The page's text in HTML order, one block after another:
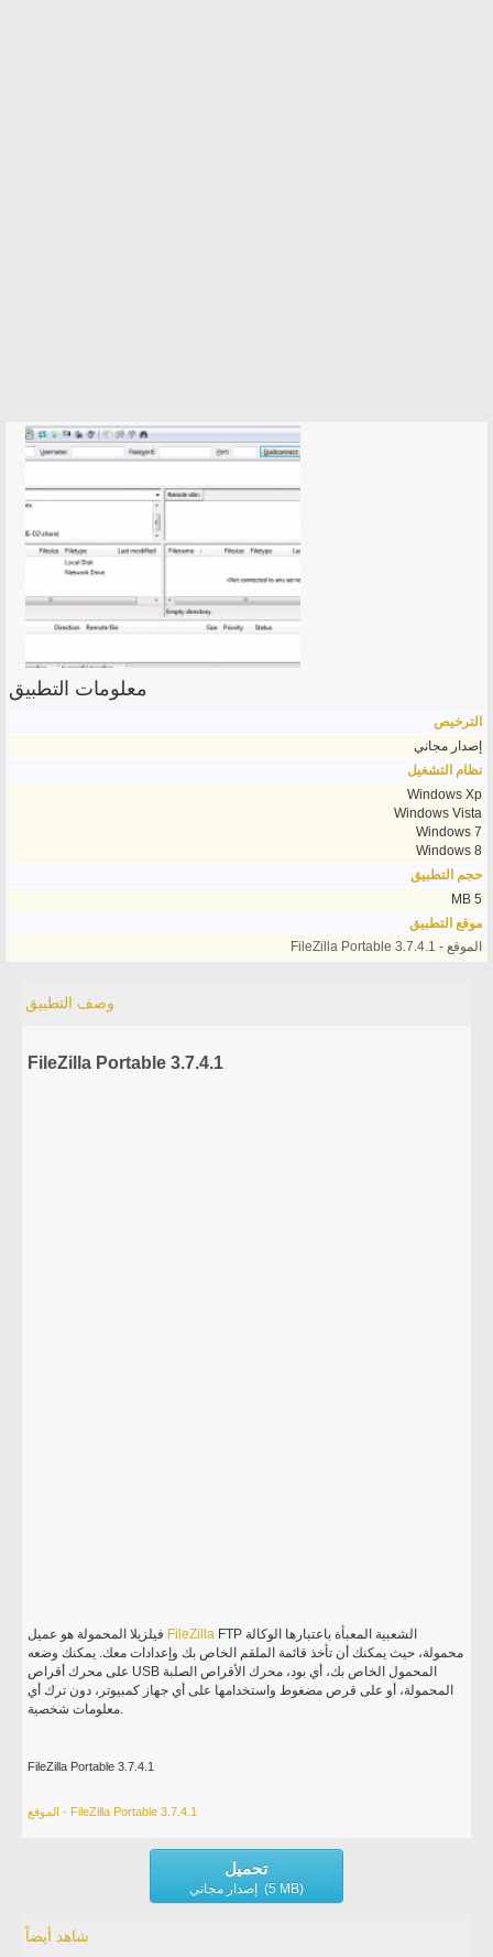
معلومات التطبيق
الترخيص
إصدار مجاني
نظام التشغيل
Windows Xp
Windows Vista
Windows 7
Windows 8
حجم التطبيق
5 MB
موقع التطبيق
الموقع - FileZilla Portable 3.7.4.1
وصف التطبيق
FileZilla Portable 3.7.4.1
FileZilla FTP الشعبية المعبأة باعتبارها الوكالة
محمولة، حيث يمكنك أن تأخذ قائمة الملقم الخاص بك وإعدادات معك. يمكنك وضعه
على محرك أقراص USB المحمول الخاص بك، أي بود، محرك الأقراص الصلبة
المحمولة، أو على قرص مضغوط واستخدامها على أي جهاز كمبيوتر، دون ترك أي
معلومات شخصية.
FileZilla Portable 3.7.4.1
الموقع - FileZilla Portable 3.7.4.1
تحميل
إصدار مجاني (5 MB)
شاهد أيضاً